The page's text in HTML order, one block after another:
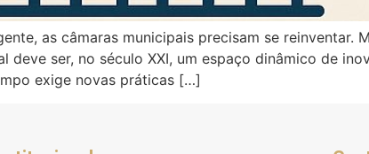
as câmaras municipais precisam se reinventar.
ser, no século XXI, um espaço dinâmico de
exige novas práticas […]